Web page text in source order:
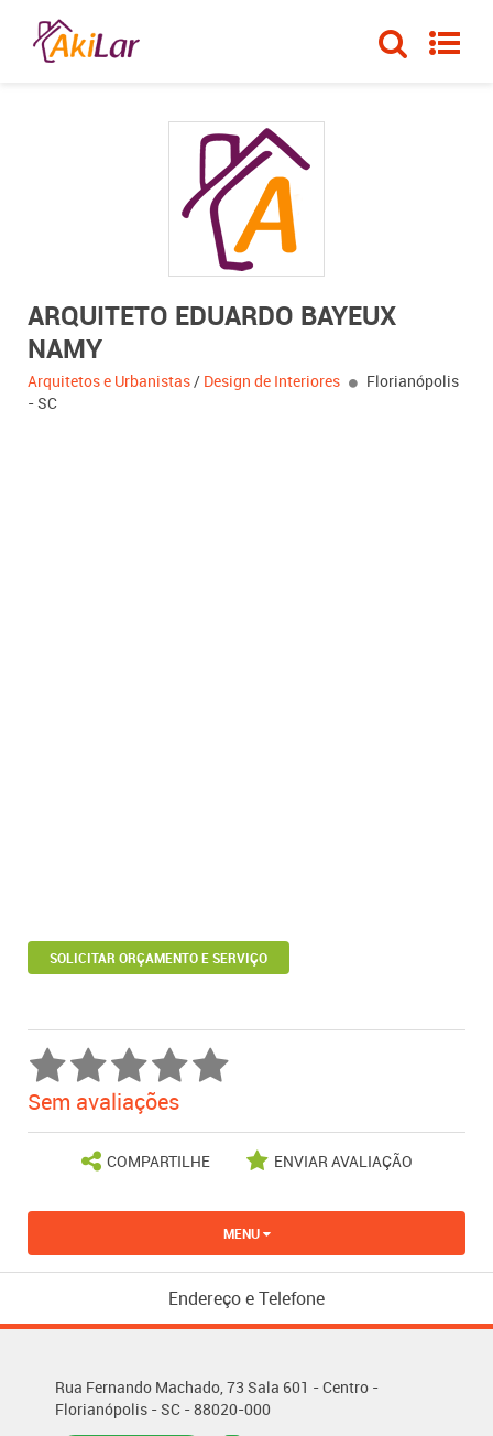
ARQUITETO EDUARDO BAYEUX
NAMY
Arquitetos e Urbanistas/ Design de Interiores
Florianópolis
- SC
SOLICITAR ORÇAMENTO E SERVIÇO
Sem avaliações
COMPARTILHE ENVIAR AVALIAÇÃO
MENU
Endereço e Telefone
Rua Fernando Machado, 73 Sala 601 - Centro -
Florianópolis - SC - 88020-000